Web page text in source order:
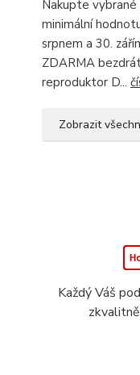
Nakupte
minimální
srpnem a 30.
ZDARMA
reproduktor D...
Zobrazit
Každý Váš